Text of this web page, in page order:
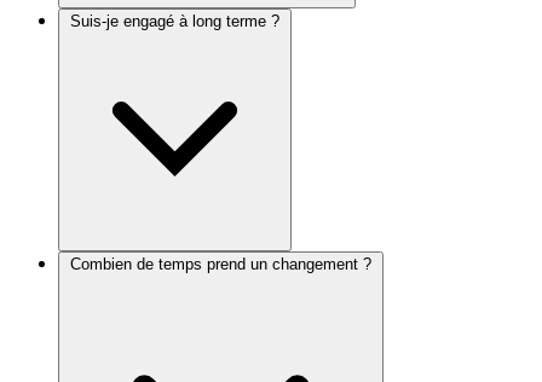
Suis-je engagé à long terme ?
Combien de temps prend un changement ?